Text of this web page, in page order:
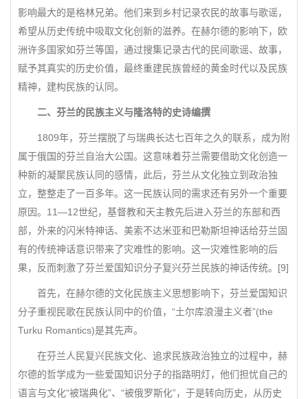
影响最大的是格林兄弟。他们来到乡村记录农民的故事与歌谣，
希望从历史传统中吸取文化创新的滋养。在赫尔德的影响下，欧
洲许多国家如芬兰等国，通过搜集记录古代的民间歌谣、故事，
赋予其真实的历史价值，最终重建民族曾经的黄金时代以及民族
精神，建构民族的认同。
二、芬兰的民族主义与隆洛特的史诗编撰
1809年，芬兰摆脱了与瑞典长达七百年之久的联系，成为附
属于俄国的芬兰自治大公国。这意味着芬兰需要借助文化创造一
种新的凝聚民族认同的感情，此后，芬兰从文化独立到政治独
立，整整走了一百多年。这一民族认同的需求还有另外一个重要
原因。11—12世纪，基督教和天主教先后进入芬兰的东部和西
部，外来的闪米特神话、美索不达米亚和巴勒斯坦神话给芬兰固
有的传统神话意识带来了灾难性的影响。这一灾难性影响的后
果，反而刺激了芬兰爱国知识分子复兴芬兰民族的神话传统。[9]
首先，在赫尔德的文化民族主义思想影响下，芬兰爱国知识
分子重视民歌在民族认同中的价值，“土尔库浪漫主义者”(the
Turku Romantics)是其先声。
在芬兰人民复兴民族文化、追求民族政治独立的过程中，赫
尔德的哲学成为一些爱国知识分子的指路明灯，他们担忧自己的
语言与文化“被瑞典化”、“被俄罗斯化”，于是转向历史，从历史